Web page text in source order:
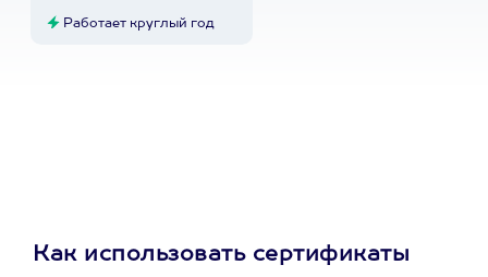
Работает круглый год
Как использовать сертификаты